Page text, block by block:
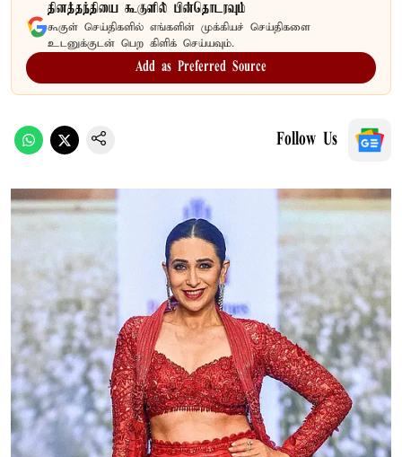
தினத்தந்தியை கூகுளில் பின்தொடரவும்
கூகுள் செய்திகளில் எங்களின் முக்கியச் செய்திகளை
உடனுக்குடன் பெற கிளிக் செய்யவும்.
Add as Preferred Source
Follow Us